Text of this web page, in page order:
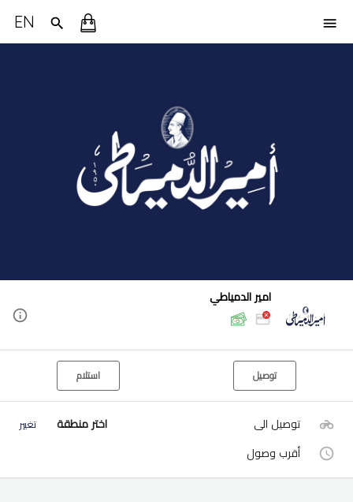
EN
امير الدمياطي
توصيل استلام
توصيل الى اختر منطقة تغيير
أقرب وصول